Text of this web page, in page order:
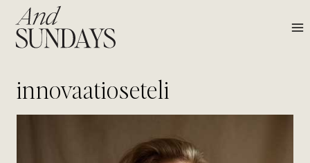
Siirry
sisältöön
innovaatioseteli